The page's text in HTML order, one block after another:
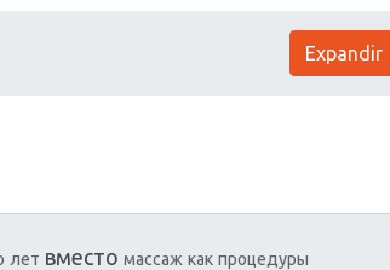
Expandir
лет вместо массаж как процедуры